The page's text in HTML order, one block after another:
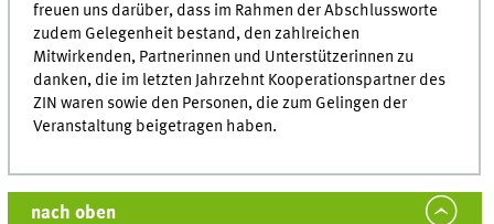
freuen uns darüber, dass im Rahmen der Abschlussworte
zudem Gelegenheit bestand, den zahlreichen
Mitwirkenden, Partnerinnen und Unterstützerinnen zu
danken, die im letzten Jahrzehnt Kooperationspartner des
ZIN waren sowie den Personen, die zum Gelingen der
Veranstaltung beigetragen haben.
nach oben